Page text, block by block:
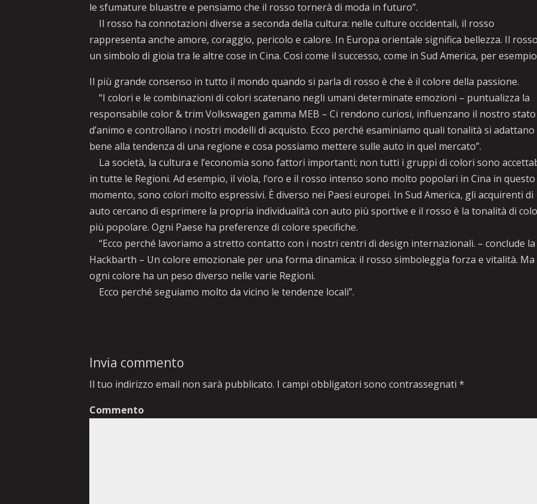
le sfumature bluastre e pensiamo che il rosso tornerà di moda in futuro”.
Il rosso ha connotazioni diverse a seconda della cultura: nelle culture occidentali, il rosso
rappresenta anche amore, coraggio, pericolo e calore. In Europa orientale significa bellezza. Il
un simbolo di gioia tra le altre cose in Cina. Così come il successo, come in Sud America, per
Il più grande consenso in tutto il mondo quando si parla di rosso è che è il colore della passione.
“I colori e le combinazioni di colori scatenano negli umani determinate emozioni – puntualizza la
responsabile color & trim Volkswagen gamma MEB – Ci rendono curiosi, influenzano il nostro stato
d’animo e controllano i nostri modelli di acquisto. Ecco perché esaminiamo quali tonalità si adattano
bene alla tendenza di una regione e cosa possiamo mettere sulle auto in quel mercato”.
La società, la cultura e l’economia sono fattori importanti; non tutti i gruppi di colori sono
in tutte le Regioni. Ad esempio, il viola, l’oro e il rosso intenso sono molto popolari in Cina in questo
momento, sono colori molto espressivi. È diverso nei Paesi europei. In Sud America, gli acquirenti di
auto cercano di esprimere la propria individualità con auto più sportive e il rosso è la tonalità di
più popolare. Ogni Paese ha preferenze di colore specifiche.
“Ecco perché lavoriamo a stretto contatto con i nostri centri di design internazionali. – conclude la
Hackbarth – Un colore emozionale per una forma dinamica: il rosso simboleggia forza e vitalità. Ma
ogni colore ha un peso diverso nelle varie Regioni.
Ecco perché seguiamo molto da vicino le tendenze locali”.
Invia commento
Il tuo indirizzo email non sarà pubblicato. I campi obbligatori sono contrassegnati*
Commento